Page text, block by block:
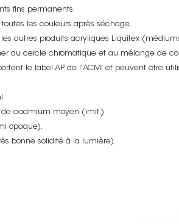
fins permanents.
toutes les couleurs après séchage.
autres produits acryliques Liquitex
au cercle chromatique et au mélange de
le label AP de l'ACMI et peuvent être
de cadmium moyen (imit.)
opaque).
bonne solidité à la lumière).